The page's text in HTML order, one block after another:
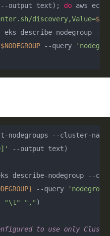
--output text); do aws ec2
discovery,Value=
eks describe-nodegroup --
$NODEGROUP --query
nodegroups --cluster-
--output text)
eks describe-nodegroup --
--query
"\t" "," )
to use only